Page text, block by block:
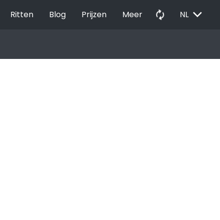
Ritten Blog Prijzen Meer autorenew NL EXPAND_MORE